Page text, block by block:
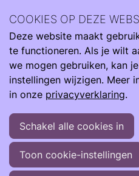
met een bijzonder verhaal.
mens
"Met liefde, trots en veelal
over haar indrukwekkende
Ervaringen Opgroeien Ilse
Laatste
COOKIES OP DEZE
Deze website maakt
te functioneren. Als je wilt
we mogen gebruiken, kan
instellingen wijzigen. Meer
in onze privacyverklaring.
Schakel alle cookies in
Toon cookie-instellingen